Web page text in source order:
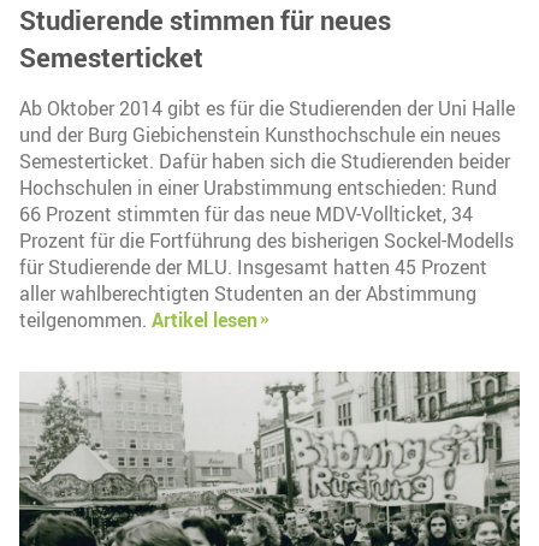
Studierende stimmen für neues
Semesterticket
Ab Oktober 2014 gibt es für die Studierenden der Uni Halle
und der Burg Giebichenstein Kunsthochschule ein neues
Semesterticket. Dafür haben sich die Studierenden beider
Hochschulen in einer Urabstimmung entschieden: Rund
66 Prozent stimmten für das neue MDV-Vollticket, 34
Prozent für die Fortführung des bisherigen Sockel-Modells
für Studierende der MLU. Insgesamt hatten 45 Prozent
aller wahlberechtigten Studenten an der Abstimmung
teilgenommen. Artikel lesen